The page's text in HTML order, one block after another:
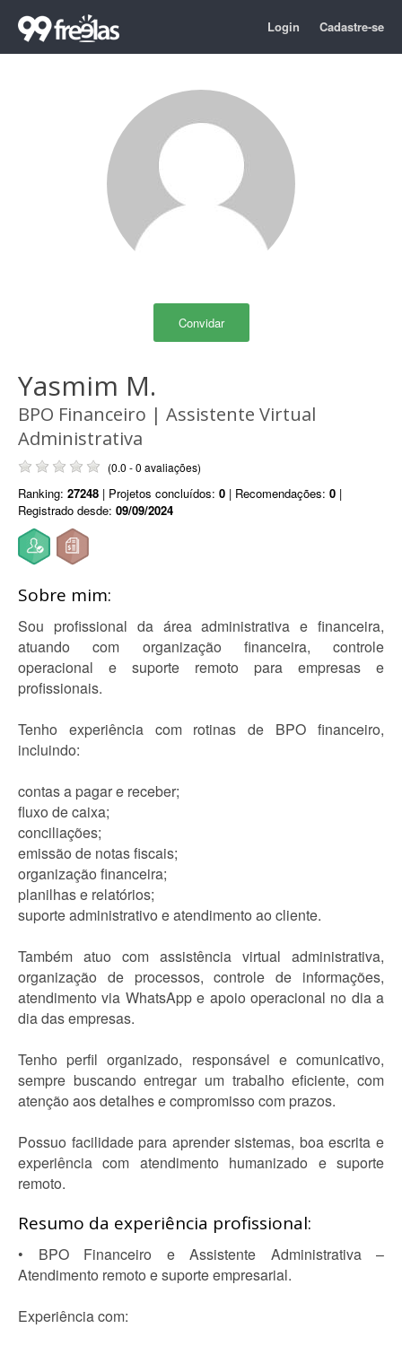
Login Cadastre-se
Convidar
Yasmim M.
BPO Financeiro | Assistente Virtual
Administrativa
(0.0 - 0 avaliações)
Ranking: 27248 | Projetos concluídos: 0 | Recomendações: 0 |
Registrado desde: 09/09/2024
Sobre mim:
Sou profissional da área administrativa e financeira,
atuando com organização financeira, controle
operacional e suporte remoto para empresas e
profissionais.
Tenho experiência com rotinas de BPO financeiro,
incluindo:
contas a pagar e receber;
fluxo de caixa;
conciliações;
emissão de notas fiscais;
organização financeira;
planilhas e relatórios;
suporte administrativo e atendimento ao cliente.
Também atuo com assistência virtual administrativa,
organização de processos, controle de informações,
atendimento via WhatsApp e apoio operacional no dia a
dia das empresas.
Tenho perfil organizado, responsável e comunicativo,
sempre buscando entregar um trabalho eficiente, com
atenção aos detalhes e compromisso com prazos.
Possuo facilidade para aprender sistemas, boa escrita e
experiência com atendimento humanizado e suporte
remoto.
Resumo da experiência profissional:
• BPO Financeiro e Assistente Administrativa –
Atendimento remoto e suporte empresarial.
Experiência com: